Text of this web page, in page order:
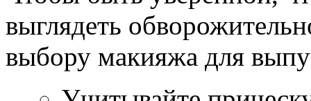
выглядеть
выбору макияжа для